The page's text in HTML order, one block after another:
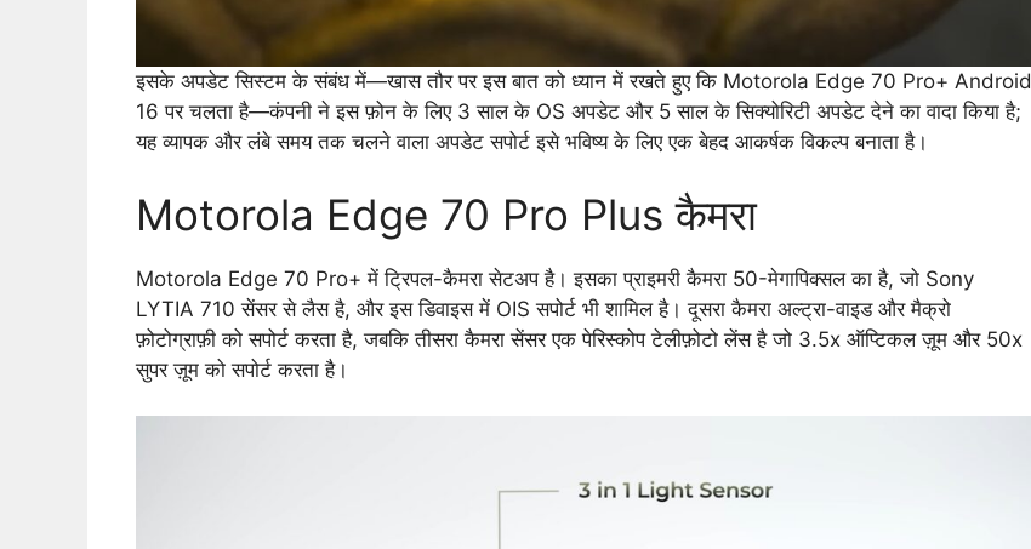
इसके अपडेट सिस्टम के संबंध में—खास तौर पर इस बात को ध्यान में रखते हुए कि Motorola Edge 70 Pro+ Android
16 पर चलता है—कंपनी ने इस फ़ोन के लिए 3 साल के OS अपडेट और 5 साल के सिक्योरिटी अपडेट देने का वादा किया है;
यह व्यापक और लंबे समय तक चलने वाला अपडेट सपोर्ट इसे भविष्य के लिए एक बेहद आकर्षक विकल्प बनाता है।
Motorola Edge 70 Pro Plus कैमरा
Motorola Edge 70 Pro+ में ट्रिपल-कैमरा सेटअप है। इसका प्राइमरी कैमरा 50-मेगापिक्सल का है, जो Sony
LYTIA 710 सेंसर से लैस है, और इस डिवाइस में OIS सपोर्ट भी शामिल है। दूसरा कैमरा अल्ट्रा-वाइड और मैक्रो
फ़ोटोग्राफ़ी को सपोर्ट करता है, जबकि तीसरा कैमरा सेंसर एक पेरिस्कोप टेलीफ़ोटो लेंस है जो 3.5x ऑप्टिकल ज़ूम और 50x
सुपर ज़ूम को सपोर्ट करता है।